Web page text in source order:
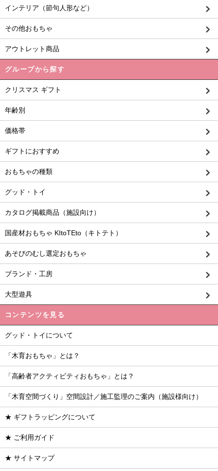
インテリア（節句人形など）
その他おもちゃ
アウトレット商品
グループから探す
クリスマス ギフト
年齢別
価格帯
ギフトにおすすめ
おもちゃの種類
グッド・トイ
カタログ掲載商品（施設向け）
国産材おもちゃ KItoTEto（キトテト）
あそびのむし選定おもちゃ
ブランド・工房
大型遊具
コンテンツを見る
グッド・トイについて
「木育おもちゃ」とは？
「高齢者アクティビティおもちゃ」とは？
「木育空間づくり」空間設計／施工監理のご案内（施設様向け）
★ ギフトラッピングについて
★ ご利用ガイド
★ サイトマップ